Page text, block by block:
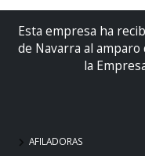
Esta empresa ha
de Navarra al
la
AFILADORAS